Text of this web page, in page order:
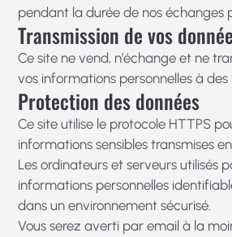
pendant la durée de nos échanges
Transmission de vos
Ce site ne vend, n’échange et ne
vos informations personnelles à des
Protection des données
Ce site utilise le protocole HTTPS
informations sensibles transmises
Les ordinateurs et serveurs utilisés
informations personnelles
dans un environnement sécurisé.
Vous serez averti par email à la